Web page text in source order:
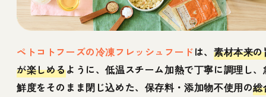
ペトコトフーズの冷凍フレッシュフードは、素材本来
が楽しめるように、低温スチーム加熱で丁寧に調理し
鮮度をそのまま閉じ込めた、保存料・添加物不使用の総